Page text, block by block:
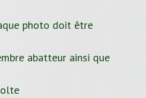
photo doit être
abatteur ainsi que